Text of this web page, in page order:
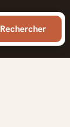
Rechercher